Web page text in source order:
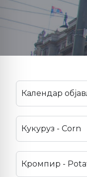
Календар
Кукуруз - Corn
Кромпир -